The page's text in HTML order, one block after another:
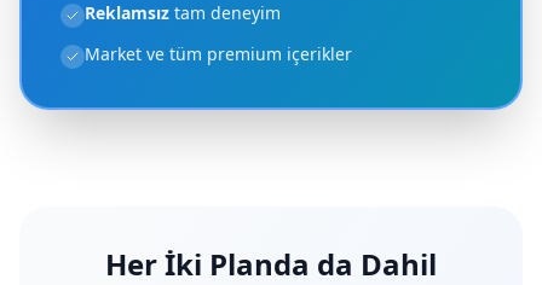
Reklamsız tam deneyim
Market ve tüm premium içerikler
Her İki Planda da Dahil